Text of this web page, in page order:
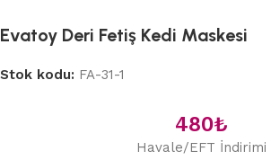
Evatoy Deri Fetiş Kedi Maskesi
Stok kodu: FA-31-1
480₺
Havale/EFT İndirimi